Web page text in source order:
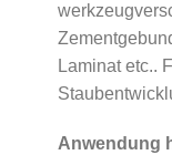
Laminat etc..
Anwendung